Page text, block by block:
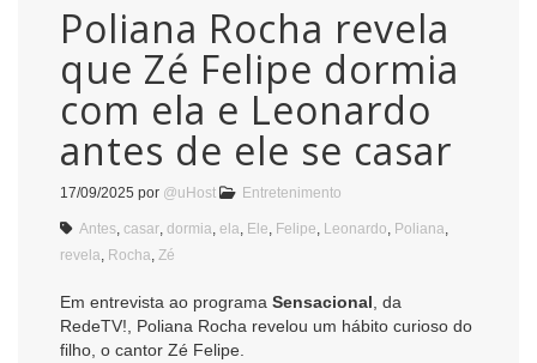
Poliana Rocha revela
que Zé Felipe dormia
com ela e Leonardo
antes de ele se casar
17/09/2025 por @uHost Entretenimento
Antes casar dormia ela Ele Felipe Leonardo Poliana
revela Rocha Zé
Em entrevista ao programa Sensacional , da
RedeTV!, Poliana Rocha revelou um hábito curioso do
filho, o cantor Zé Felipe.